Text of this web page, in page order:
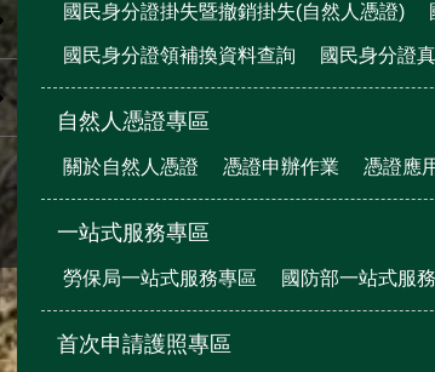
國民身分證掛失暨撤銷掛失(自然人憑證)
國民身分證領補換資料查詢 國民身分證
自然人憑證專區
關於自然人憑證 憑證申辦作業 憑證應
一站式服務專區
勞保局一站式服務專區 國防部一站式服
首次申請護照專區